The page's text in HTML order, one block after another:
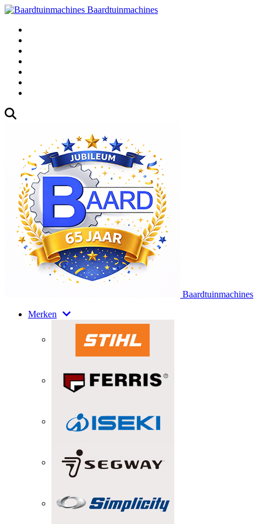
Baardtuinmachines
Baardtuinmachines
Merken